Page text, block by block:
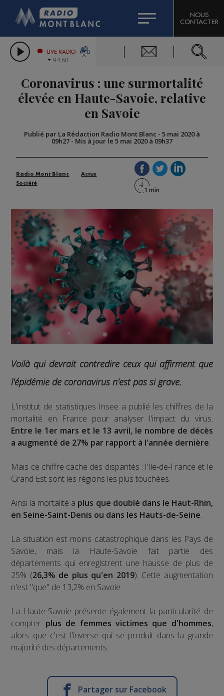
LES CHRONIQUES DE L'EXPERT
CITIZEN MACHINERY
GRAND MASSIF DOMAINES SKIABLES
BIGARD
COMPAGNIE DU MONT-BLANC
NOUS
CONTACTER
LIVE RADIO
94.60
Coronavirus : une surmortalité
élevée en Haute-Savoie, relative
en Savoie
Publié par La Rédaction Radio Mont Blanc - 5 mai 2020 à
09h27 - Mis à jour le 5 mai 2020 à 09h37
Radio Mont Blanc
Actus
Société
Voilà qui devrait contredire ceux qui affirment que
l'épidémie de coronavirus n'est pas si grave.
L'institut de statistiques Insee a publié les chiffres de la
mortalité en France pour analyser l'impact du virus.
Entre le 1er mars et le 13 avril, le nombre de décès
a augmenté de 27% par rapport à l'année dernière.
Mais ce chiffre cache des disparités : l'Ile-de-France et le
Grand Est sont les régions les plus touchées.
Ainsi la mortalité a plus que doublé dans le Haut-Rhin,
en Seine-Saint-Denis ou dans les Hauts-de-Seine.
La situation est moins catastrophique dans les Pays de
Savoie, mais la Haute-Savoie fait partie des
départements qui enregistrent une hausse de plus de
25% (26,3% de plus qu'en 2019). Cette augmentation
n'est "que" de 13,2% en Savoie.
La Haute-Savoie présente également la particularité de
compter plus de femmes victimes que d'hommes,
alors que c'est l'inverse qui se produit dans la grande
majorité des départements.
Partager sur Facebook